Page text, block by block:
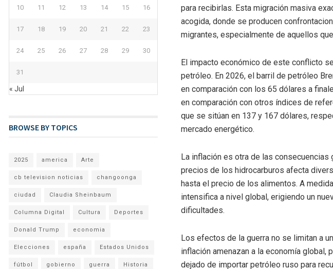
para recibirlas. Esta migración masiva
acogida, donde se producen
migrantes, especialmente de aquellos
El impacto económico de este conflicto
petróleo. En 2026, el barril de petróleo
en comparación con los 65 dólares a
en comparación con otros índices de
que se sitúan en 137 y 167 dólares,
mercado energético.
La inflación es otra de las
precios de los hidrocarburos afecta
hasta el precio de los alimentos. A
intensifica a nivel global, erigiendo un
dificultades.
Los efectos de la guerra no se limitan a
inflación amenazan a la economía global,
dejado de importar petróleo ruso para
10 11 12 13 14 15 16
17 18 19 20 21 22 23
24 25 26 27 28 29 30
31
« Jul
BROWSE BY TOPICS
2025 america Arte
cb television noticias changoonga
ciudad Claudia Sheinbaum
Columna Digital Cultura Deportes
Donald Trump economia
Elecciones españa Estados Unidos
fútbol gobierno guerra Historia